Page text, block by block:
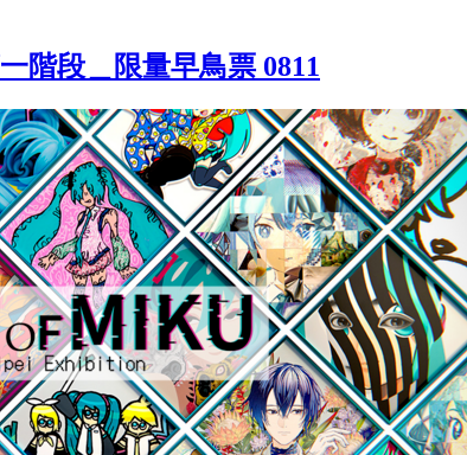
階段＿限量早鳥票 0811